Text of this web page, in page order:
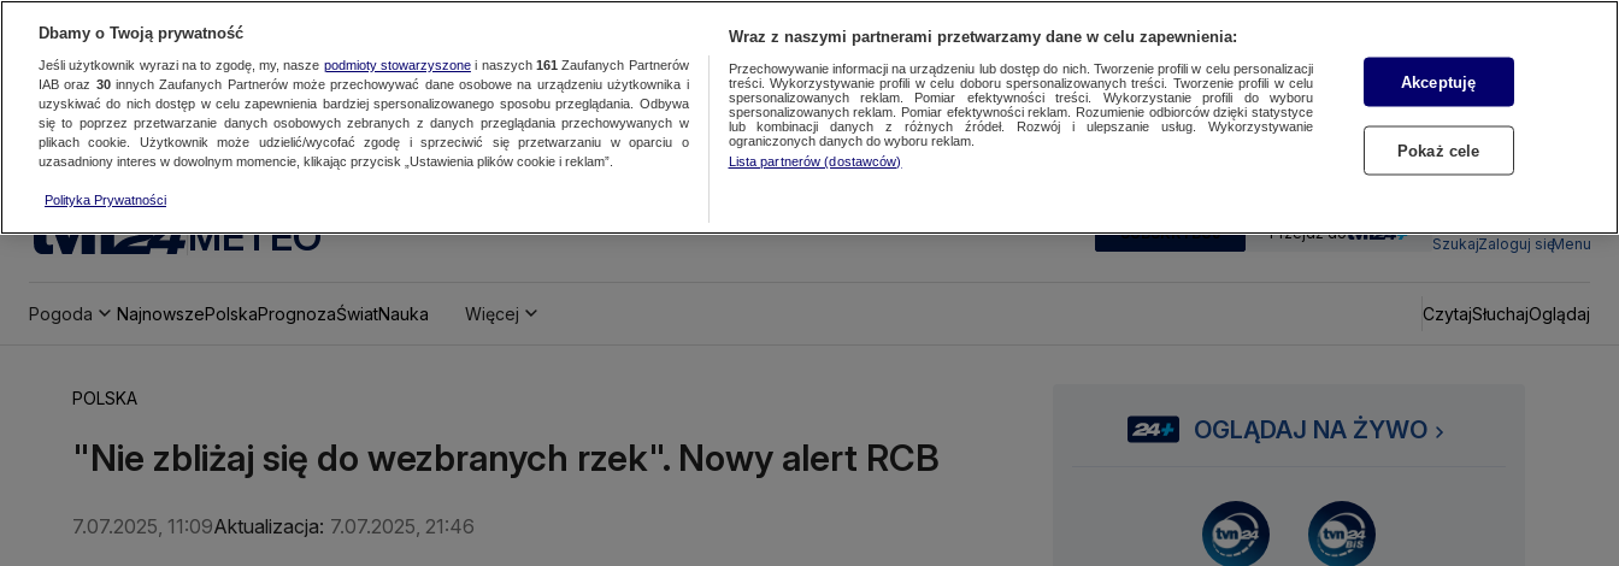
METEO SUBSKRYBUJ Przejdź do
SzukajZaloguj sięMenu
Pogoda NajnowszePolskaPrognozaŚwiatNauka Więcej CzytajSłuchajOglądaj
POLSKA
"Nie zbliżaj się do wezbranych rzek". Nowy alert RCB
7.07.2025, 11:09Aktualizacja: 7.07.2025, 21:46
OGLĄDAJ NA ŻYWO
Dbamy o Twoją prywatność
Jeśli użytkownik wyrazi na to zgodę, my, nasze podmioty stowarzyszonei naszych 161 Zaufanych Partnerów
IAB oraz 30innych Zaufanych Partnerów może przechowywać dane osobowe na urządzeniu użytkownika i
uzyskiwać do nich dostęp w celu zapewnienia bardziej spersonalizowanego sposobu przeglądania. Odbywa
się to poprzez przetwarzanie danych osobowych zebranych z danych przeglądania przechowywanych w
plikach cookie. Użytkownik może udzielić/wycofać zgodę i sprzeciwić się przetwarzaniu w oparciu o
uzasadniony interes w dowolnym momencie, klikając przycisk „Ustawienia plików cookie i reklam”.
Polityka Prywatności
Wraz z naszymi partnerami przetwarzamy dane w celu zapewnienia:
Przechowywanie informacji na urządzeniu lub dostęp do nich. Tworzenie profili w celu personalizacji
treści. Wykorzystywanie profili w celu doboru spersonalizowanych treści. Tworzenie profili w celu
spersonalizowanych reklam. Pomiar efektywności treści. Wykorzystanie profili do wyboru
spersonalizowanych reklam. Pomiar efektywności reklam. Rozumienie odbiorców dzięki statystyce
lub kombinacji danych z różnych źródeł. Rozwój i ulepszanie usług. Wykorzystywanie
ograniczonych danych do wyboru reklam.
Lista partnerów (dostawców)
Akceptuję
Pokaż cele